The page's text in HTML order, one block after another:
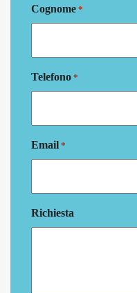
Cognome *
Telefono *
Email *
Richiesta